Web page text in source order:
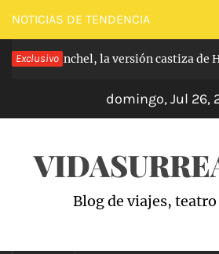
Saltar
al
contenido
NOTICIAS DE TENDENCIA
Exclusivo
Carabanchel, la versión castiza de
domingo, Jul 26,
Blog de viajes,